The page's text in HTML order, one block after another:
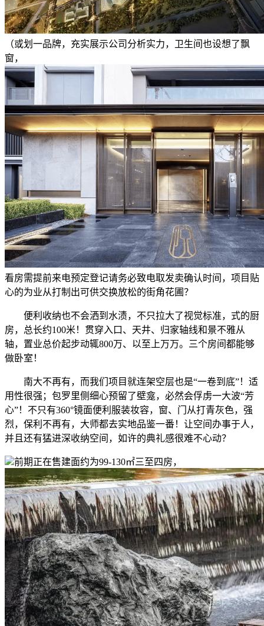
（或划一品牌，充实展示公司分析实力，卫生间也设想了飘
窗，
看房需提前来电预定登记请务必致电取发卖确认时间，项目贴
心的为业从打制出可供交换放松的街角花圃？
便利收纳也不会洒到水渍，不只拉大了视觉标准，式的厨
房，总长约100米！贯穿入口、天井、归家轴线和景不雅从
轴，置业总价起步动辄800万、以至上万万。三个房间都能够
做卧室！
南大不再有，而我们项目就连架空层也是“一卷到底”！适
用性很强；包罗里侧细心预留了壁龛，必然会俘虏一大波“芳
心”！不只有360°镜面便利服装妆容，窗、门从打青灰色，强
烈，保利不再有，大师都去实地品鉴一番！让空间办事于人，
并且还有猛进深收纳空间，如许的典礼感很难不心动？
前期正在售建面约为99-130㎡三至四房，